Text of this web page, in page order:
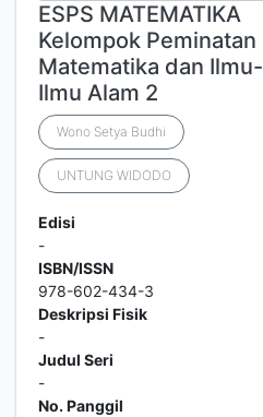
ESPS MATEMATIKA
Kelompok Peminatan
Matematika dan Ilmu-
Ilmu Alam 2
Wono Setya Budhi
UNTUNG WIDODO
Edisi
-
ISBN/ISSN
978-602-434-3
Deskripsi Fisik
-
Judul Seri
-
No. Panggil